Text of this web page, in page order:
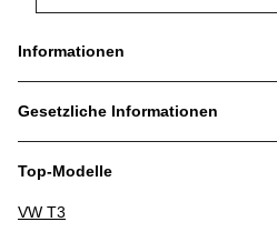
Informationen
Gesetzliche Informationen
Top-Modelle
VW T3